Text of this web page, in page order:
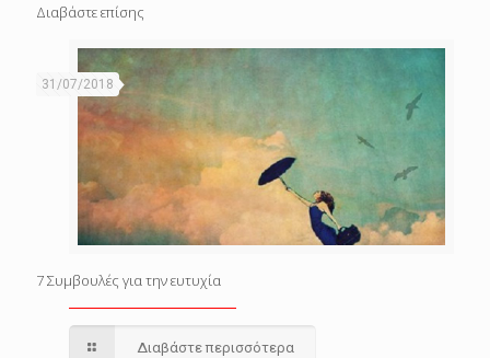
Διαβάστε επίσης
31/07/2018
7 Συμβουλές για την ευτυχία
Διαβάστε περισσότερα